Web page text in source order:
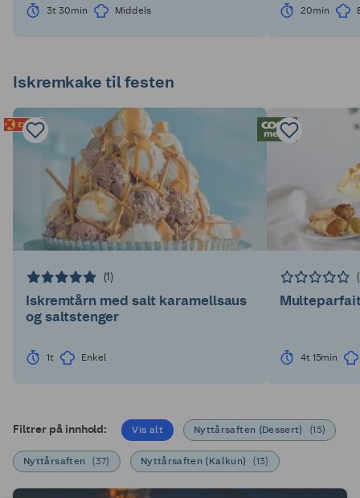
3t 30min Middels 20min
Iskremkake til festen
(1)
Iskremtårn med salt karamellsaus
og saltstenger
1t Enkel 4t 15min
Filtrer på innhold: Vis alt Nyttårsaften (Dessert) (15)
Nyttårsaften (37) Nyttårsaften (Kalkun) (13)